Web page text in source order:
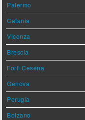
Palermo
Catania
Vicenza
Brescia
Forlì Cesena
Genova
Perugia
Bolzano